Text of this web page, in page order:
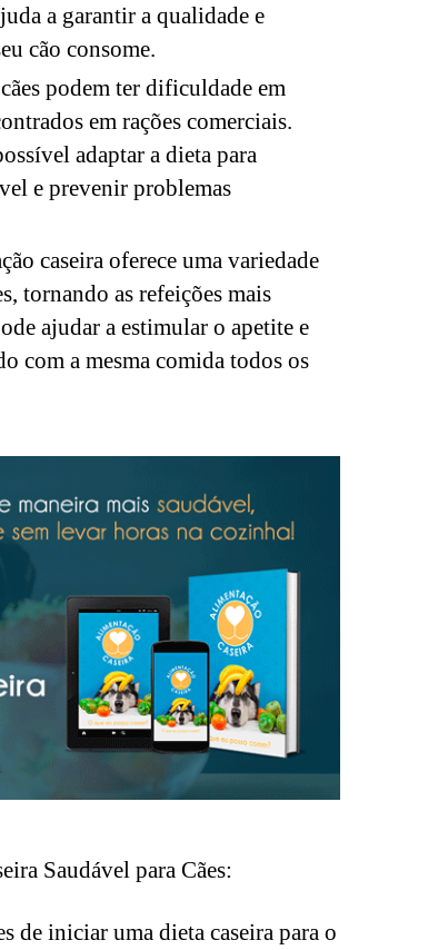
a garantir a qualidade e
cão consome.
podem ter dificuldade em
em rações comerciais.
adaptar a dieta para
e prevenir problemas
caseira oferece uma variedade
tornando as refeições mais
ajudar a estimular o apetite e
com a mesma comida todos os
Saudável para Cães:
de iniciar uma dieta caseira para o